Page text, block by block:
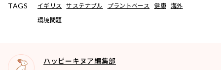
TAGS イギリス サステナブル プラントベース 健康 海外
環境問題
ハッピーキヌア編集部